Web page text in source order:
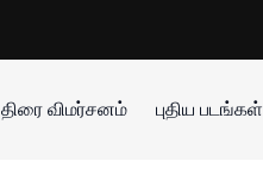
திரை விமர்சனம் புதிய படங்கள்